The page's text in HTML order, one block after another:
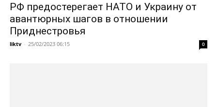
РФ предостерегает НАТО и Украину от
авантюрных шагов в отношении
Приднестровья
liktv - 25/02/2023 06:15 0